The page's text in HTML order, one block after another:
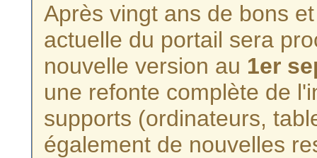
Après vingt ans de bons
actuelle du portail sera
nouvelle version au 1er
une refonte complète de
supports (ordinateurs,
également de nouvelles